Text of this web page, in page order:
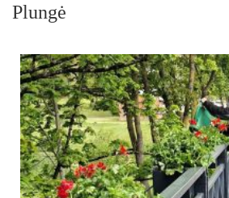
Plungė